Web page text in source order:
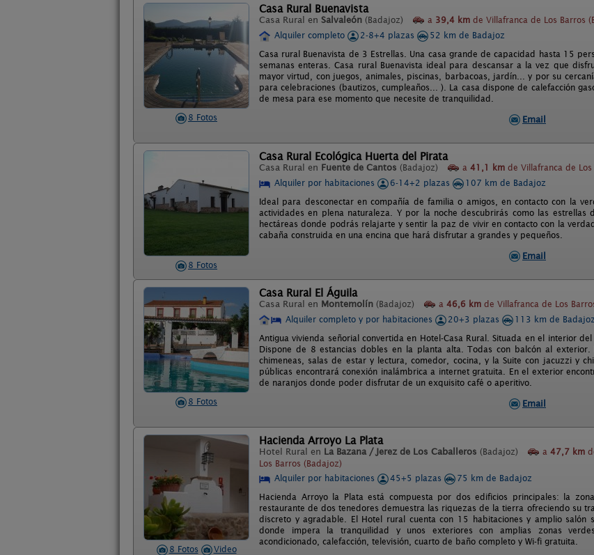
8 Fotos
Casa Rural Buenavista
Casa Rural en Salvaleón (Badajoz) a 39,4 km de Villafranca de Los Barros
Alquiler completo
2-8+4 plazas
52 km de Badajoz
Casa rural Buenavista de 3 Estrellas. Una casa grande de capacidad hasta 15
semanas enteras. Casa rural Buenavista ideal para descansar a la vez que
mayor virtud, con juegos, animales, piscinas, barbacoas, jardín... y por su
para celebraciones (bautizos, cumpleaños... ). La casa dispone de calefacción
de mesa para ese momento que necesite de tranquilidad.
Email
8 Fotos
Casa Rural Ecológica Huerta del Pirata
Casa Rural en Fuente de Cantos (Badajoz) a 41,1 km de Villafranca de
Alquiler por habitaciones
6-14+2 plazas
107 km de Badajoz
Ideal para desconectar en compañía de familia o amigos, en contacto con la
actividades en plena naturaleza. Y por la noche descubrirás como las estrellas
hectáreas donde podrás relajarte y sentir la paz de vivir en contacto con la
cabaña construida en una encina que hará disfrutar a grandes y pequeños.
Email
8 Fotos
Casa Rural El Águila
Casa Rural en Montemolín (Badajoz) a 46,6 km de Villafranca de Los
Alquiler completo y por habitaciones
20+3 plazas
113 km de Badajoz
Antigua vivienda señorial convertida en Hotel-Casa Rural. Situada en el interior
Dispone de 8 estancias dobles en la planta alta. Todas con balcón al
chimeneas, salas de estar y lectura, comedor, cocina, y la Suite con jacuzzi y
públicas encontrará conexión inalámbrica a internet gratuita. En el exterior
de naranjos donde poder disfrutar de un exquisito café o aperitivo.
Email
8 Fotos Video
Hacienda Arroyo La Plata
Hotel Rural en La Bazana / Jerez de Los Caballeros (Badajoz) a 47,7 km
Los Barros (Badajoz)
Alquiler por habitaciones 45+5 plazas
75 km de Badajoz
Hacienda Arroyo la Plata está compuesta por dos edificios principales: la
restaurante de dos tenedores demuestra las riquezas de la tierra ofreciendo su
discreto y agradable. El Hotel rural cuenta con 15 habitaciones y amplio
donde impera la tranquilidad y unos exteriores con amplias zonas
acondicionado, calefacción, televisión, cuarto de baño completo y Wi-fi gratuita.